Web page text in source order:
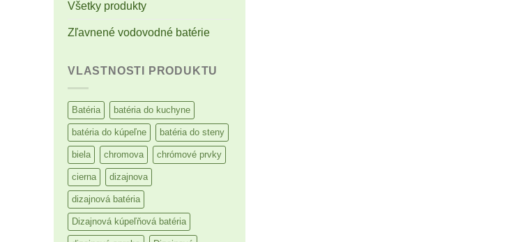
Všetky produkty
Zľavnené vodovodné batérie
VLASTNOSTI PRODUKTU
Batéria batéria do kuchyne
batéria do kúpeľne batéria do steny
biela chromova chrómové prvky
cierna dizajnova
dizajnová batéria
Dizajnová kúpeľňová batéria